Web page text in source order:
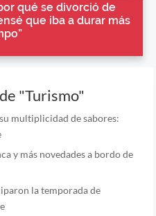
qué se divorció de
que iba a durar más
"Turismo"
multiplicidad de sabores:
y más novedades a bordo de
la temporada de